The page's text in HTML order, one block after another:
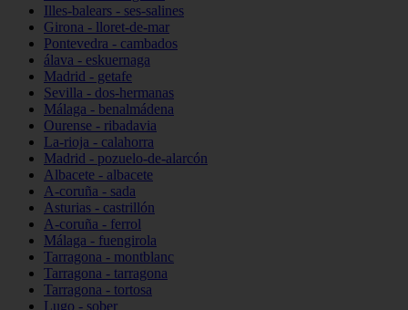
Illes-balears - ses-salines
Girona - lloret-de-mar
Pontevedra - cambados
álava - eskuernaga
Madrid - getafe
Sevilla - dos-hermanas
Málaga - benalmádena
Ourense - ribadavia
La-rioja - calahorra
Madrid - pozuelo-de-alarcón
Albacete - albacete
A-coruña - sada
Asturias - castrillón
A-coruña - ferrol
Málaga - fuengirola
Tarragona - montblanc
Tarragona - tarragona
Tarragona - tortosa
Lugo - sober